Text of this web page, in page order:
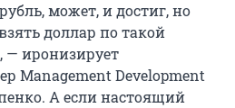
может, и достиг, но
доллар по такой
— иронизирует
Management Development
А если настоящий